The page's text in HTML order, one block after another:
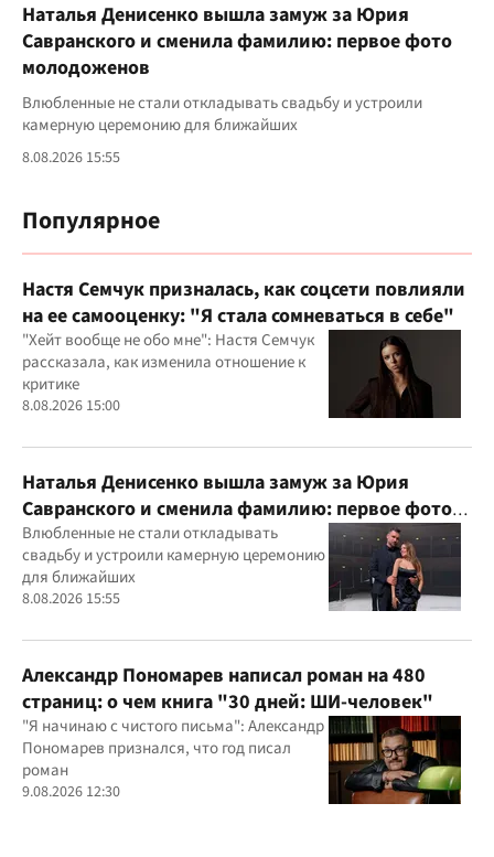
Наталья Денисенко вышла замуж за Юрия
Савранского и сменила фамилию: первое фото
молодоженов
Влюбленные не стали откладывать свадьбу и устроили
камерную церемонию для ближайших
8.08.2026 15:55
Популярное
Настя Семчук призналась, как соцсети повлияли
на ее самооценку: "Я стала сомневаться в себе"
"Хейт вообще не обо мне": Настя Семчук
рассказала, как изменила отношение к
критике
8.08.2026 15:00
Наталья Денисенко вышла замуж за Юрия
Савранского и сменила фамилию: первое фото
молодоженов
Влюбленные не стали откладывать
свадьбу и устроили камерную церемонию
для ближайших
8.08.2026 15:55
Александр Пономарев написал роман на 480
страниц: о чем книга "30 дней: ШИ-человек"
"Я начинаю с чистого письма": Александр
Пономарев признался, что год писал
роман
9.08.2026 12:30